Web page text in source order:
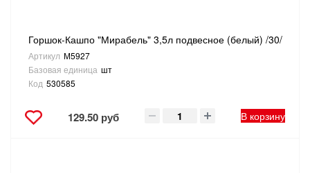
Горшок-Кашпо "Мирабель" 3,5л подвесное (белый) /30/
Артикул М5927
Базовая единица шт
Код 530585
129.50 руб В корзину